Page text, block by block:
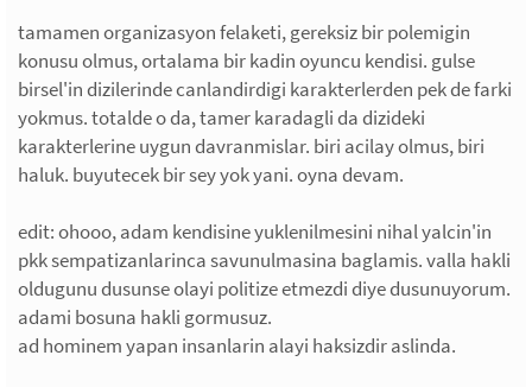
tamamen organizasyon felaketi, gereksiz bir polemigin
konusu olmus, ortalama bir kadin oyuncu kendisi. gulse
birsel'in dizilerinde canlandirdigi karakterlerden pek de farki
yokmus. totalde o da, tamer karadagli da dizideki
karakterlerine uygun davranmislar. biri acilay olmus, biri
haluk. buyutecek bir sey yok yani. oyna devam.
edit: ohooo, adam kendisine yuklenilmesini nihal yalcin'in
pkk sempatizanlarinca savunulmasina baglamis. valla hakli
oldugunu dusunse olayi politize etmezdi diye dusunuyorum.
adami bosuna hakli gormusuz.
ad hominem yapan insanlarin alayi haksizdir aslinda.